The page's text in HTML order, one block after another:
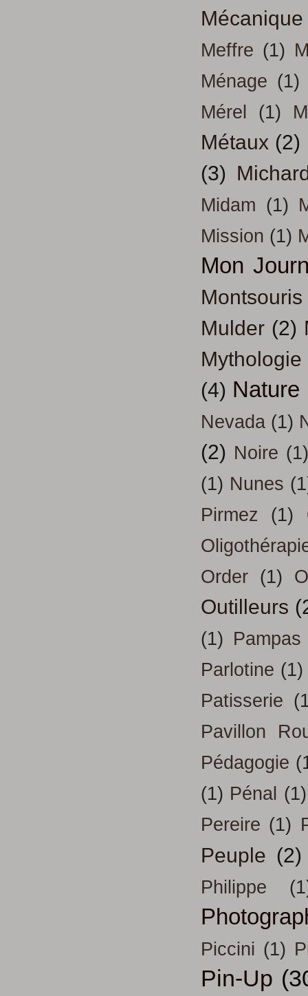
Mécanique
Meffre (1)
Ménage (1)
Mérel
(1)
Métaux (2)
(3)
Midam (1)
Mission (1)
Mon
Montsouris
Mulder (2)
Mythologie
(4) Nature
Nevada (1)
(2) Noire
(1) Nunes
Pirmez
(1)
Order (1)
Outilleurs
(1) Pampas
Parlotine (1)
Patisserie
Pavillon
Pédagogie
(1) Pénal (1)
Pereire (1)
Peuple (2)
Philippe
Piccini (1)
Pin-Up